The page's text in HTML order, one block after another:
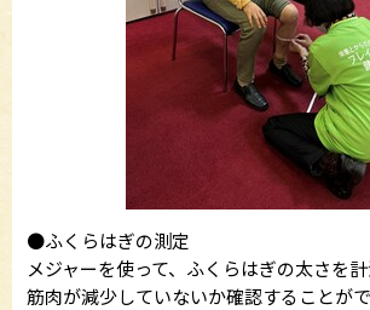
●ふくらはぎの測定
メジャーを使って、ふくらはぎの太さを計
筋肉が減少していないか確認することがで